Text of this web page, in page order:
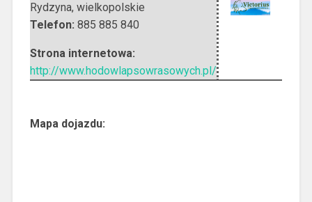
Rydzyna, wielkopolskie
Telefon: 885 885 840
Strona internetowa:
http://www.hodowlapsowrasowych.pl/
Mapa dojazdu: